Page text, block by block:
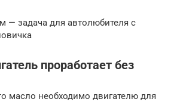
— задача для автолюбителя с
проработает без
масло необходимо двигателю для